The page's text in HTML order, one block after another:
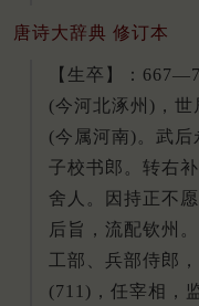
唐诗大辞典 修订本
【生卒】：
(今河北涿州)，世
(今属河南)。 武后
子校书郎。 转右
舍人。
因持正不
后旨，流配钦州。
工部、兵部侍郎
(711)，任宰相，